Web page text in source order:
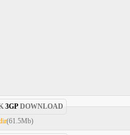
3GP DOWNLOAD
(61.5Mb)